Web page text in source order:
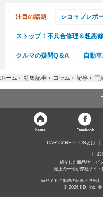
注目の話題 ショップレポ
ストップ！不具合修理＆粗悪
クルマの疑問Q＆A 自動
ホーム › 特集記事 › コラム › 記事 › 写
home Facebook
CAR CARE PLUSとは
お
紹介した商品/サービ
売上の一部が弊社サイト
当サイトに掲載の記事・見出し
© 2026 IID, Inc. ©